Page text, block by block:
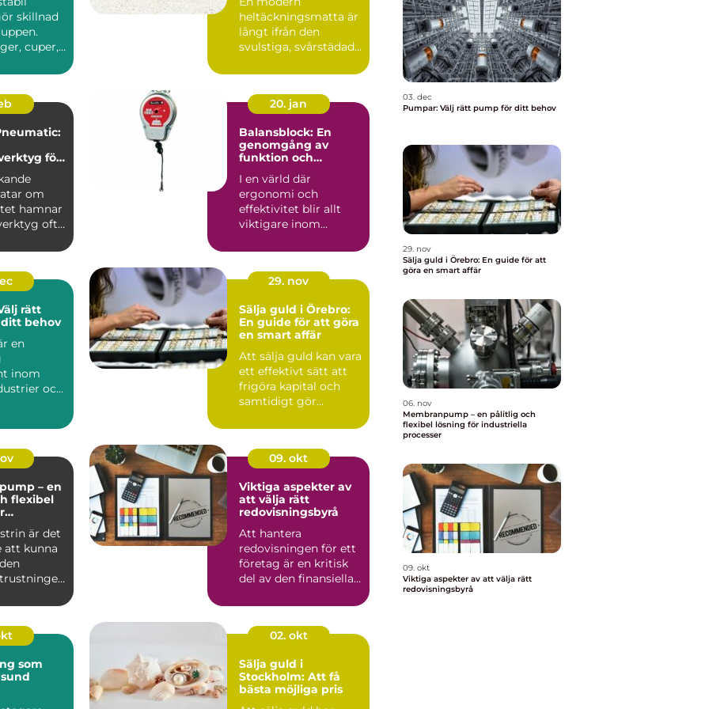
skillnad
cuper,
heltäckningsmatta är
långt ifrån den
svulstiga, svårstädade
minns från 70-...
för
om
hamnar
ofta
20. jan
Balansblock: En
genomgång av
funktion och
I en värld där
ergonomi och
effektivitet blir allt
viktigare inom
rätt
behov
en
inom
och
29. nov
Sälja guld i Örebro:
En guide för att göra
en smart affär
Att sälja guld kan vara
ett effektivt sätt att
frigöra kapital och
samtidigt gör...
– en
flexibel
är det
att kunna
09. okt
Viktiga aspekter av
att välja rätt
redovisningsbyrå
Att hantera
redovisningen för ett
företag är en kritisk
del av den finansiella
som
02. okt
Sälja guld i
Stockholm: Att få
bästa möjliga pris
03. dec
Pumpar: Välj rätt pump för ditt behov
29. nov
Sälja guld i Örebro: En guide för att
göra en smart affär
06. nov
Membranpump – en pålitlig och
flexibel lösning för industriella
processer
09. okt
Viktiga aspekter av att välja rätt
redovisningsbyrå